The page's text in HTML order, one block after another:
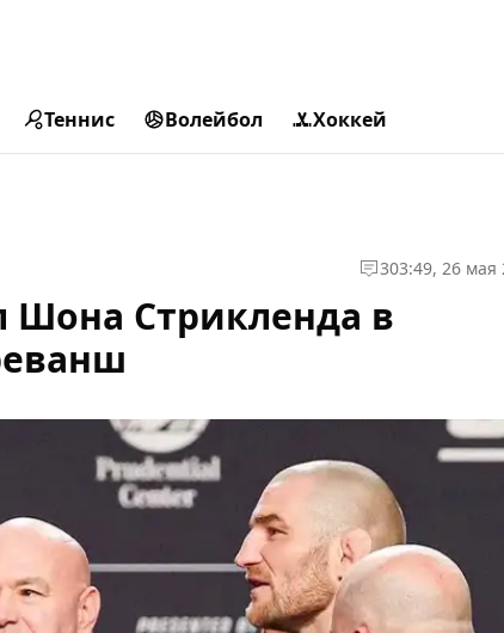
Теннис Волейбол Хоккей
303:49, 26 мая
Стрикленда в